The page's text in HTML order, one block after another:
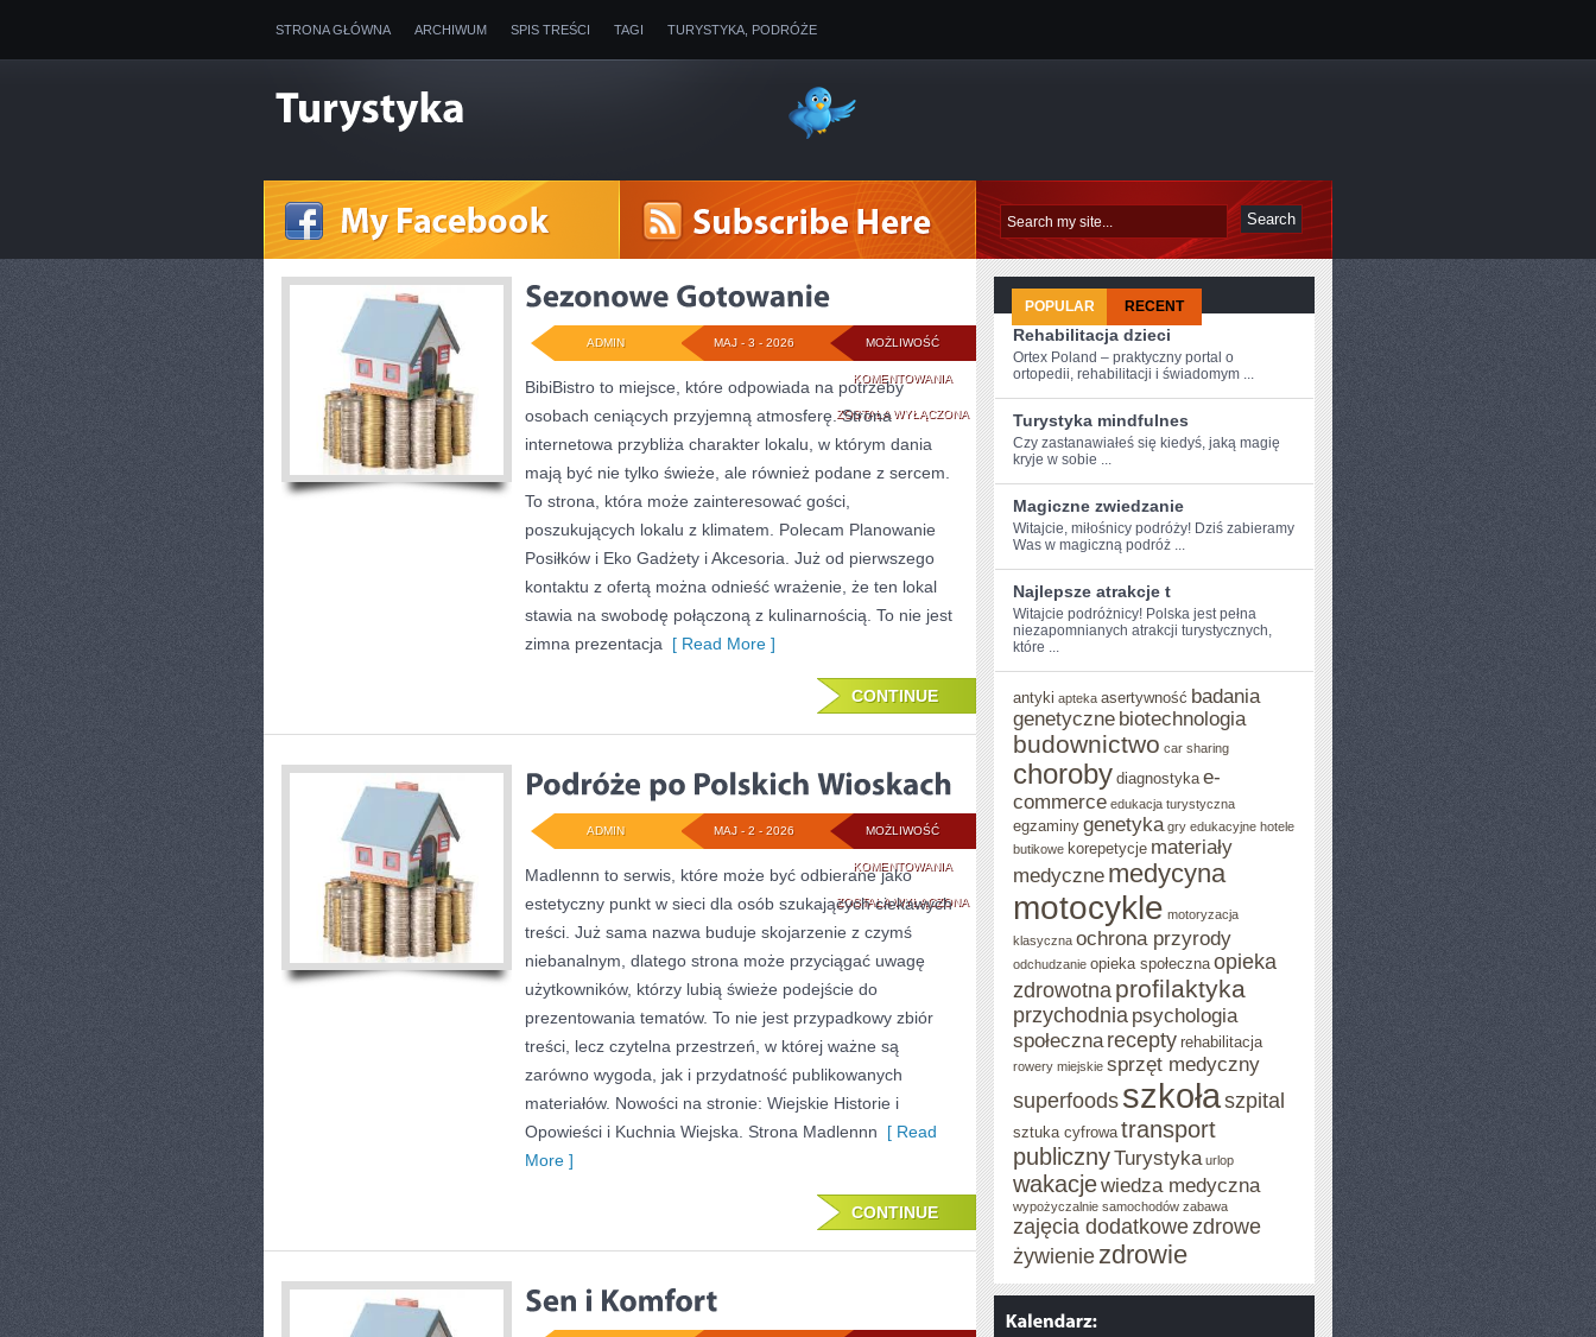
STRONA GŁÓWNA ARCHIWUM SPIS TREŚCI TAGI TURYSTYKA, PODRÓŻE
MOŻLIWOŚĆ
KOMENTOWANIASEZONOWE
GOTOWANIE
ZOSTAŁA WYŁĄCZONA
MAJ - 3 - 2026
ADMIN
BibiBistro to miejsce, które odpowiada na potrzeby
osobach ceniących przyjemną atmosferę. Strona
internetowa przybliża charakter lokalu, w którym dania
mają być nie tylko świeże, ale również podane z sercem.
To strona, która może zainteresować gości,
poszukujących lokalu z klimatem. Polecam Planowanie
Posiłków i Eko Gadżety i Akcesoria. Już od pierwszego
kontaktu z ofertą można odnieść wrażenie, że ten lokal
stawia na swobodę połączoną z kulinarnością. To nie jest
zimna prezentacja [ Read More ]
CONTINUE
MOŻLIWOŚĆ
KOMENTOWANIAPODRÓŻE
PO
POLSKICH
WIOSKACH
ZOSTAŁA WYŁĄCZONA
MAJ - 2 - 2026
ADMIN
Madlennn to serwis, które może być odbierane jako
estetyczny punkt w sieci dla osób szukających ciekawych
treści. Już sama nazwa buduje skojarzenie z czymś
niebanalnym, dlatego strona może przyciągać uwagę
użytkowników, którzy lubią świeże podejście do
prezentowania tematów. To nie jest przypadkowy zbiór
treści, lecz czytelna przestrzeń, w której ważne są
zarówno wygoda, jak i przydatność publikowanych
materiałów. Nowości na stronie: Wiejskie Historie i
Opowieści i Kuchnia Wiejska. Strona Madlennn [ Read
More ]
CONTINUE
POPULAR RECENT
Rehabilitacja dzieci
Ortex Poland – praktyczny portal o
ortopedii, rehabilitacji i świadomym ...
Turystyka mindfulnes
Czy zastanawiałeś‍ się kiedyś,‍ jaką magię
⁤kryje w sobie ...
Magiczne zwiedzanie
Witajcie, miłośnicy podróży! Dziś zabieramy
Was w magiczną podróż ...
Najlepsze atrakcje t
Witajcie podróżnicy! Polska jest pełna
niezapomnianych atrakcji turystycznych,
które ...
antyki apteka asertywność badania
genetyczne biotechnologia
budownictwo car sharing
choroby diagnostyka e-
commerce edukacja turystyczna
egzaminy genetyka gry edukacyjne hotele
butikowe korepetycje materiały
medyczne medycyna
motocykle motoryzacja
klasyczna ochrona przyrody
odchudzanie opieka społeczna opieka
zdrowotna profilaktyka
przychodnia psychologia
społeczna recepty rehabilitacja
rowery miejskie sprzęt medyczny
superfoods szkołaszpital
sztuka cyfrowa transport
publicznyTurystyka urlop
wakacjewiedza medyczna
wypożyczalnie samochodów zabawa
zajęcia dodatkowezdrowe
żywienie zdrowie